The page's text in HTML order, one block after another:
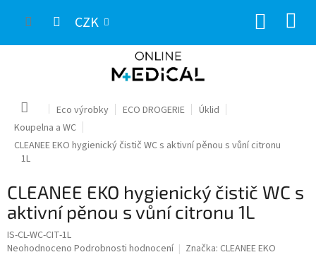
CZK
Domů Eco výrobky ECO DROGERIE
Úklid
Koupelna a WC
CLEANEE EKO hygienický čistič WC s aktivní pěnou s vůní citronu
1L
CLEANEE EKO hygienický čistič WC s
aktivní pěnou s vůní citronu 1L
IS-CL-WC-CIT-1L
Průměrné
Neohodnoceno Podrobnosti hodnocení Značka: CLEANEE EKO